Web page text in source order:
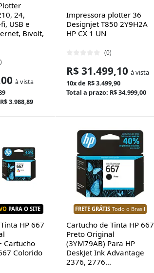
24,
USB e
Bivolt,
à vista
3.988,89
Impressora plotter 36
Designjet T850 2Y9H2A
HP CX 1 UN
(0)
R$ 31.499,10 à vista
10x de R$ 3.499,90
Total a prazo: R$ 34.999,00
PARA O SITE
HP 667
Cartucho
Colorido
FRETE GRÁTIS Todo o Brasil
Cartucho de Tinta HP 667
Preto Original
(3YM79AB) Para HP
DeskJet Ink Advantage
2376, 2776...